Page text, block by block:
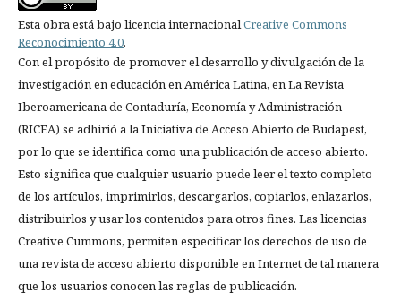
Esta obra está bajo licencia internacional Creative Commons
Reconocimiento 4.0.
Con el propósito de promover el desarrollo y divulgación de la
investigación en educación en América Latina, en La Revista
Iberoamericana de Contaduría, Economía y Administración
(RICEA) se adhirió a la Iniciativa de Acceso Abierto de Budapest,
por lo que se identifica como una publicación de acceso abierto.
Esto significa que cualquier usuario puede leer el texto completo
de los artículos, imprimirlos, descargarlos, copiarlos, enlazarlos,
distribuirlos y usar los contenidos para otros fines. Las licencias
Creative Cummons, permiten especificar los derechos de uso de
una revista de acceso abierto disponible en Internet de tal manera
que los usuarios conocen las reglas de publicación.